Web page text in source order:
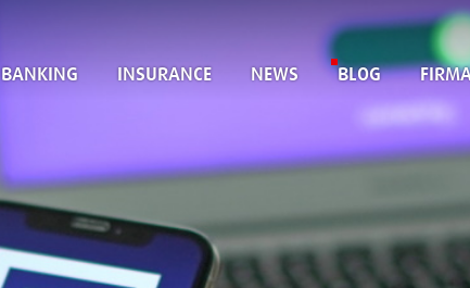
BANKING INSURANCE NEWS BLOG